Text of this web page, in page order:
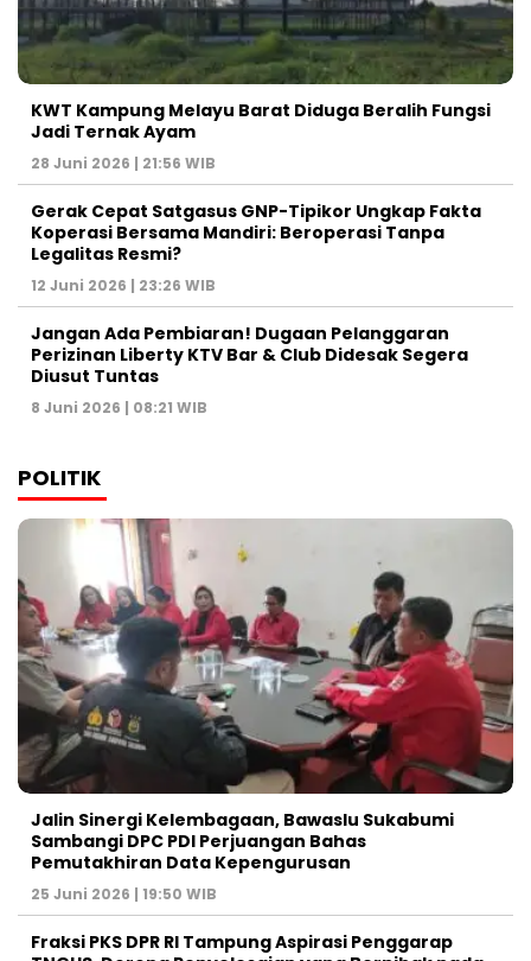
KWT Kampung Melayu Barat Diduga Beralih Fungsi
Jadi Ternak Ayam
28 Juni 2026 | 21:56 WIB
Gerak Cepat Satgasus GNP-Tipikor Ungkap Fakta
Koperasi Bersama Mandiri: Beroperasi Tanpa
Legalitas Resmi?
12 Juni 2026 | 23:26 WIB
Jangan Ada Pembiaran! Dugaan Pelanggaran
Perizinan Liberty KTV Bar & Club Didesak Segera
Diusut Tuntas
8 Juni 2026 | 08:21 WIB
POLITIK
Jalin Sinergi Kelembagaan, Bawaslu Sukabumi
Sambangi DPC PDI Perjuangan Bahas
Pemutakhiran Data Kepengurusan
25 Juni 2026 | 19:50 WIB
‎Fraksi PKS DPR RI Tampung Aspirasi Penggarap